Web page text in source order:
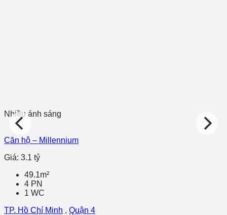
Nhiều ánh sáng
Căn hộ – Millennium
Giá: 3.1 tỷ
49.1m²
4 PN
1 WC
TP. Hồ Chí Minh , Quận 4